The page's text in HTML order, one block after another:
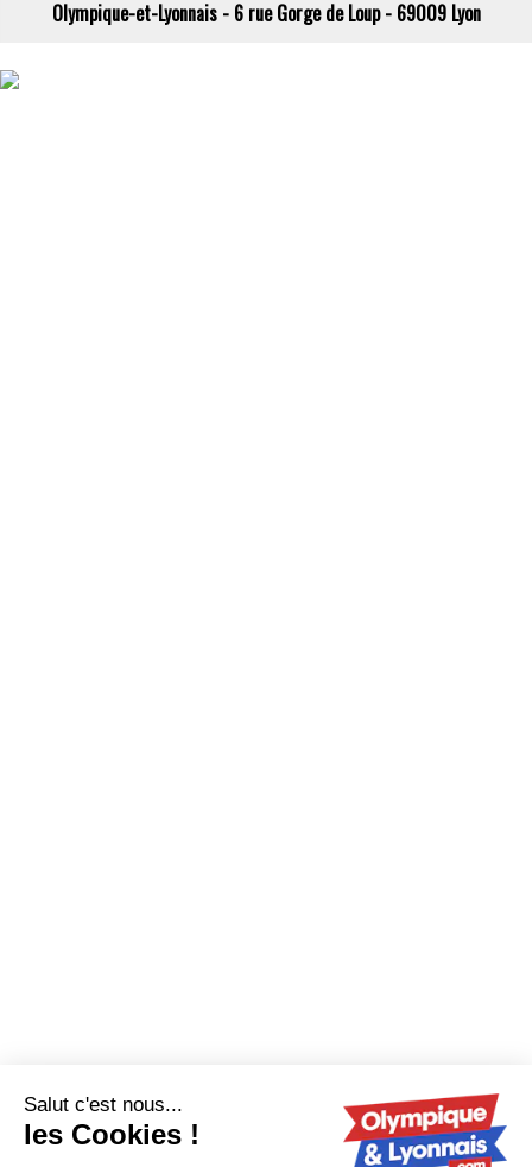
Olympique-et-Lyonnais - 6 rue Gorge de Loup - 69009 Lyon